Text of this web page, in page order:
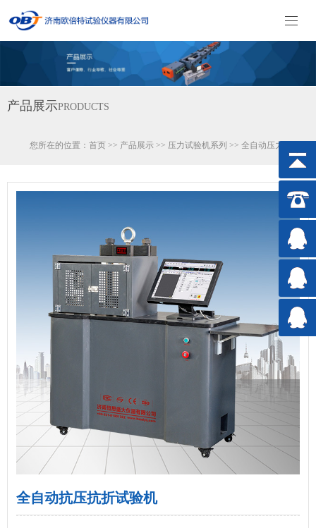
产品展示PRODUCTS
您所在的位置： 首页 >> 产品展示 >> 压力试验机系列 >> 全自动压力试验机
全自动抗压抗折试验机